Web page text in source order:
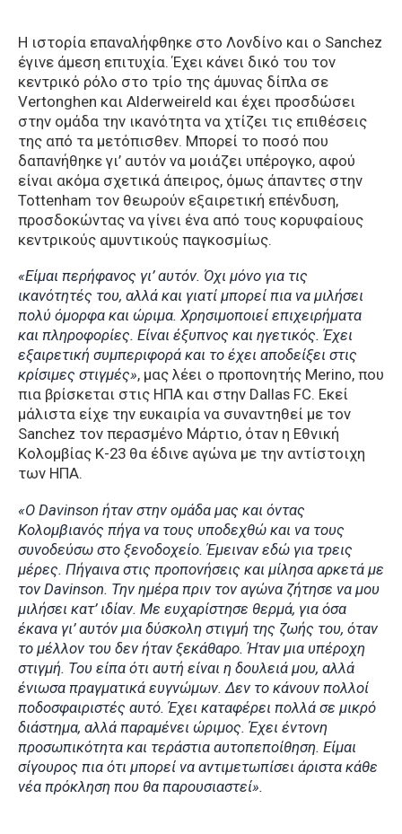
Η ιστορία επαναλήφθηκε στο Λονδίνο και ο Sanchez
έγινε άμεση επιτυχία. Έχει κάνει δικό του τον
κεντρικό ρόλο στο τρίο της άμυνας δίπλα σε
Vertonghen και Alderweireld και έχει προσδώσει
στην ομάδα την ικανότητα να χτίζει τις επιθέσεις
της από τα μετόπισθεν. Μπορεί το ποσό που
δαπανήθηκε γι’ αυτόν να μοιάζει υπέρογκο, αφού
είναι ακόμα σχετικά άπειρος, όμως άπαντες στην
Tottenham τον θεωρούν εξαιρετική επένδυση,
προσδοκώντας να γίνει ένα από τους κορυφαίους
κεντρικούς αμυντικούς παγκοσμίως.
«Είμαι περήφανος γι’ αυτόν. Όχι μόνο για τις
ικανότητές του, αλλά και γιατί μπορεί πια να μιλήσει
πολύ όμορφα και ώριμα. Χρησιμοποιεί επιχειρήματα
και πληροφορίες. Είναι έξυπνος και ηγετικός. Έχει
εξαιρετική συμπεριφορά και το έχει αποδείξει στις
κρίσιμες στιγμές», μας λέει ο προπονητής Merino, που
πια βρίσκεται στις ΗΠΑ και στην Dallas FC. Εκεί
μάλιστα είχε την ευκαιρία να συναντηθεί με τον
Sanchez τον περασμένο Μάρτιο, όταν η Εθνική
Κολομβίας Κ-23 θα έδινε αγώνα με την αντίστοιχη
των ΗΠΑ.
«Ο Davinson ήταν στην ομάδα μας και όντας
Κολομβιανός πήγα να τους υποδεχθώ και να τους
συνοδεύσω στο ξενοδοχείο. Έμειναν εδώ για τρεις
μέρες. Πήγαινα στις προπονήσεις και μίλησα αρκετά με
τον Davinson. Την ημέρα πριν τον αγώνα ζήτησε να μου
μιλήσει κατ’ ιδίαν. Με ευχαρίστησε θερμά, για όσα
έκανα γι’ αυτόν μια δύσκολη στιγμή της ζωής του, όταν
το μέλλον του δεν ήταν ξεκάθαρο. Ήταν μια υπέροχη
στιγμή. Του είπα ότι αυτή είναι η δουλειά μου, αλλά
ένιωσα πραγματικά ευγνώμων. Δεν το κάνουν πολλοί
ποδοσφαιριστές αυτό. Έχει καταφέρει πολλά σε μικρό
διάστημα, αλλά παραμένει ώριμος. Έχει έντονη
προσωπικότητα και τεράστια αυτοπεποίθηση. Είμαι
σίγουρος πια ότι μπορεί να αντιμετωπίσει άριστα κάθε
νέα πρόκληση που θα παρουσιαστεί».